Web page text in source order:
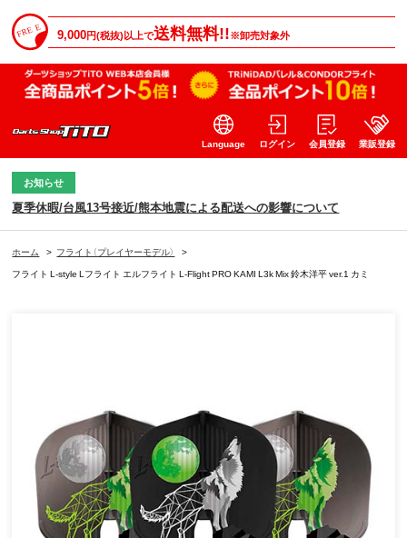
9,000円(税抜)以上で送料無料!!※卸売対象外
Language ログイン 会員登録 業販登録
お知らせ
夏季休暇/台風13号接近/熊本地震による配送への影響について
ホーム > フライト（プレイヤーモデル）
>
フライト L-style Lフライト エルフライト L-Flight PRO KAMI L3k Mix 鈴木洋平 ver.1 カミ